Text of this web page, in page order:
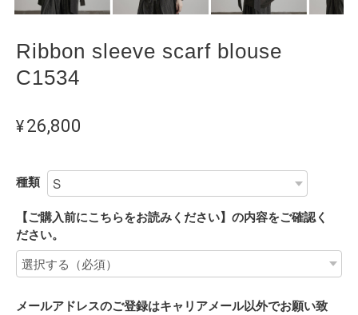
Ribbon sleeve scarf blouse
C1534
¥26,800
種類
【ご購入前にこちらをお読みください】の内容をご確認く
ださい。
メールアドレスのご登録はキャリアメール以外でお願い致